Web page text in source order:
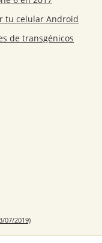
tu celular Android
de transgénicos
07/2019)